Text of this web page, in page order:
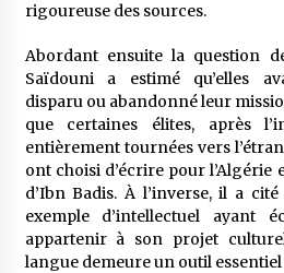
rigoureuse des sources.
Abordant ensuite la question
Saïdouni a estimé qu’elles
disparu ou abandonné leur
que certaines élites, après
entièrement tournées vers
ont choisi d’écrire pour l’Algérie
d’Ibn Badis. À l’inverse, il a
exemple d’intellectuel ayant
appartenir à son projet
langue demeure un outil